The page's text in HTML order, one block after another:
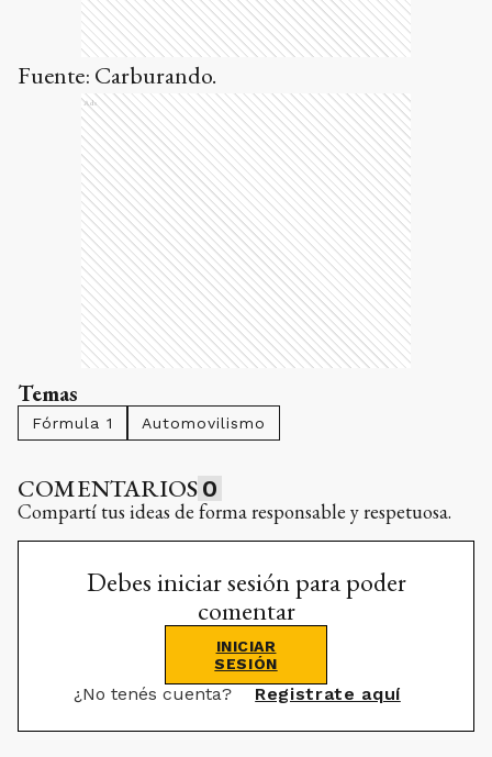
Fuente: Carburando.
Ads
Temas
Fórmula 1 Automovilismo
COMENTARIOS 0
Compartí tus ideas de forma responsable y respetuosa.
Debes iniciar sesión para poder
comentar
INICIAR
SESIÓN
¿No tenés cuenta? Registrate aquí